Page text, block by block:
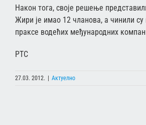
Након тога, своје решење
Жири је имао 12 чланова, а чинили су
праксе водећих међународних
РТС
27.03. 2012. | Актуелно